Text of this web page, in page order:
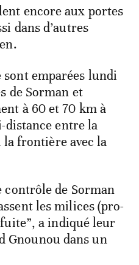
encore aux portes
dans d’autres
sont emparées lundi
de Sorman et
à 60 et 70 km à
distance entre la
la frontière avec la
contrôle de Sorman
les milices (pro-
a indiqué leur
Gnounou dans un